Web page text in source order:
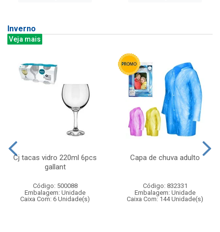
Inverno
Veja mais
Cj tacas vidro 220ml 6pcs
gallant
Código: 500088
Embalagem: Unidade
Caixa Com: 6 Unidade(s)
Capa de chuva adulto
Código: 832331
Embalagem: Unidade
Caixa Com: 144 Unidade(s)